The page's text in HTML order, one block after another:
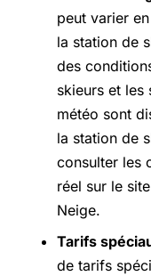
peut varier
la station de
des
skieurs et les
météo sont
la station de
consulter les
réel sur le
Neige.
Tarifs
de tarifs